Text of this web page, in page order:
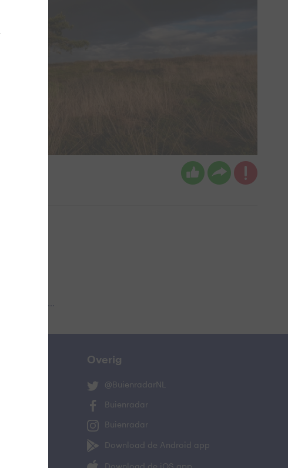
Overig
@BuienradarNL
Buienradar
Buienradar
Download de Android app